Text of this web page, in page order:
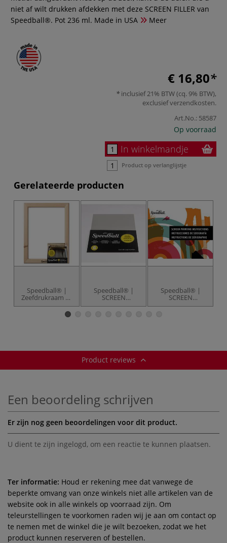
niet af wilt drukken afdekken met deze SCREEN FILLER van
Speedball®. Pot 236 ml. Made in USA
Meer
€ 16,80
inclusief 21% BTW (cq. 9% BTW),
exclusiefverzendkosten.
Art.No.: 58587
Op voorraad
In winkelmandje
Product op verlanglijstje
Gerelateerde producten
Speedball® |
Zeefdrukraam —
110
monofilament
Speedball® |
SCREEN
PRINTING inkjet
Speedball® |
SCREEN
PRINTING
Product reviews
Een beoordeling schrijven
Er zijn nog geen beoordelingen voor dit product.
U dient te zijn ingelogd, om een reactie te kunnen plaatsen.
Ter informatie: Houd er rekening mee dat vanwege de
beperkte omvang van onze winkels niet alle artikelen van de
website ook in alle winkels op voorraad zijn. Om
teleurstellingen te voorkomen raden wij je aan om contact op
te nemen met de winkel die je wilt bezoeken, zodat we het
product kunnen reserveren of bestellen.